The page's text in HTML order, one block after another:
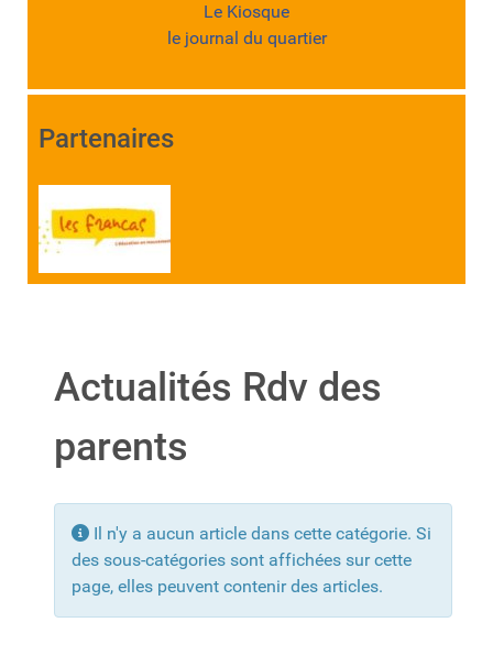
Le Kiosque
le journal du quartier
Partenaires
Actualités Rdv des
parents
Info
Il n'y a aucun article dans cette catégorie. Si
des sous-catégories sont affichées sur cette
page, elles peuvent contenir des articles.